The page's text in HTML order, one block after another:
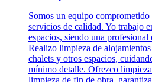
Somos un equipo
servicios de calidad. Yo trabajo
espacios, siendo una
Realizo limpieza de
chalets y otros espacios,
mínimo detalle. Ofrezco